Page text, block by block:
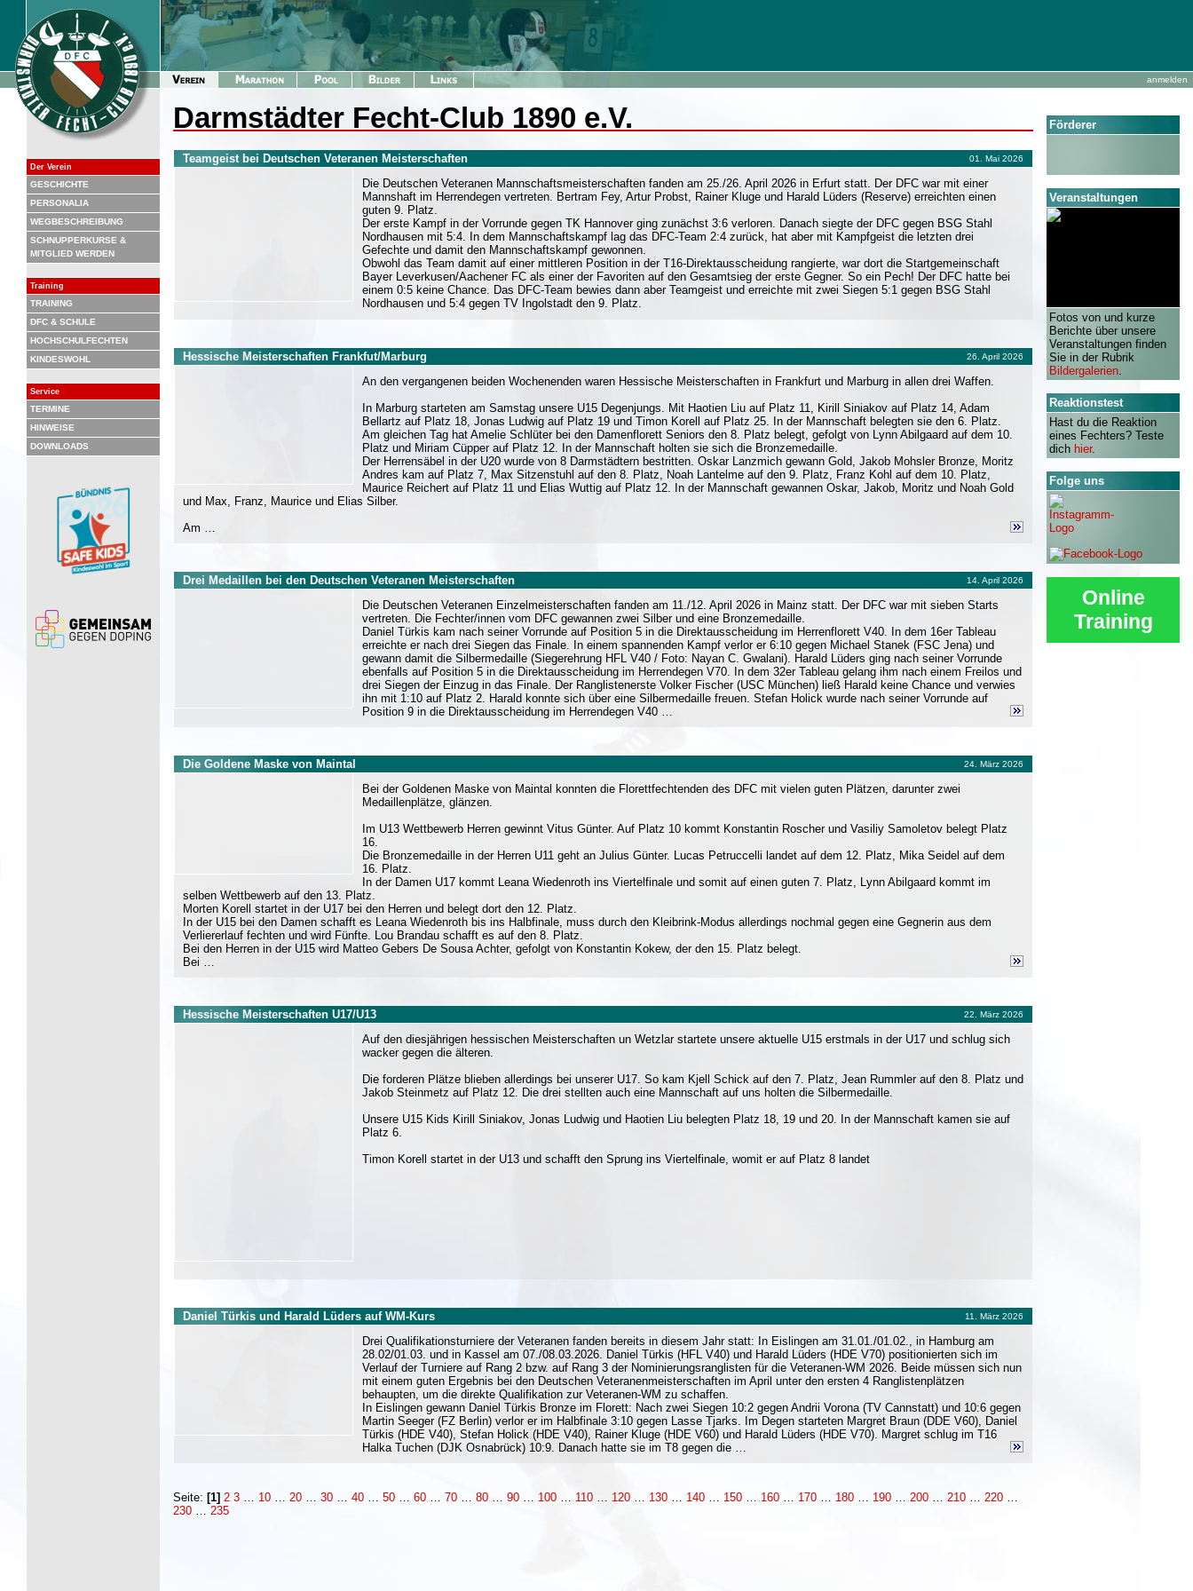
anmelden
Der Verein
GESCHICHTE
PERSONALIA
WEGBESCHREIBUNG
SCHNUPPERKURSE &
MITGLIED WERDEN
Training
TRAINING
DFC & SCHULE
HOCHSCHULFECHTEN
KINDESWOHL
Service
TERMINE
HINWEISE
DOWNLOADS
Darmstädter Fecht-Club 1890 e.V.
01. Mai 2026
Teamgeist bei Deutschen Veteranen Meisterschaften
Die Deutschen Veteranen Mannschaftsmeisterschaften fanden am 25./26. April 2026 in Erfurt statt. Der DFC war mit einer
Mannshaft im Herrendegen vertreten. Bertram Fey, Artur Probst, Rainer Kluge und Harald Lüders (Reserve) erreichten einen
guten 9. Platz.
Der erste Kampf in der Vorrunde gegen TK Hannover ging zunächst 3:6 verloren. Danach siegte der DFC gegen BSG Stahl
Nordhausen mit 5:4. In dem Mannschaftskampf lag das DFC-Team 2:4 zurück, hat aber mit Kampfgeist die letzten drei
Gefechte und damit den Mannschaftskampf gewonnen.
Obwohl das Team damit auf einer mittleren Position in der T16-Direktausscheidung rangierte, war dort die Startgemeinschaft
Bayer Leverkusen/Aachener FC als einer der Favoriten auf den Gesamtsieg der erste Gegner. So ein Pech! Der DFC hatte bei
einem 0:5 keine Chance. Das DFC-Team bewies dann aber Teamgeist und erreichte mit zwei Siegen 5:1 gegen BSG Stahl
Nordhausen und 5:4 gegen TV Ingolstadt den 9. Platz.
26. April 2026
Hessische Meisterschaften Frankfut/Marburg
An den vergangenen beiden Wochenenden waren Hessische Meisterschaften in Frankfurt und Marburg in allen drei Waffen.
In Marburg starteten am Samstag unsere U15 Degenjungs. Mit Haotien Liu auf Platz 11, Kirill Siniakov auf Platz 14, Adam
Bellartz auf Platz 18, Jonas Ludwig auf Platz 19 und Timon Korell auf Platz 25. In der Mannschaft belegten sie den 6. Platz.
Am gleichen Tag hat Amelie Schlüter bei den Damenflorett Seniors den 8. Platz belegt, gefolgt von Lynn Abilgaard auf dem 10.
Platz und Miriam Cüpper auf Platz 12. In der Mannschaft holten sie sich die Bronzemedaille.
Der Herrensäbel in der U20 wurde von 8 Darmstädtern bestritten. Oskar Lanzmich gewann Gold, Jakob Mohsler Bronze, Moritz
Andres kam auf Platz 7, Max Sitzenstuhl auf den 8. Platz, Noah Lantelme auf den 9. Platz, Franz Kohl auf dem 10. Platz,
Maurice Reichert auf Platz 11 und Elias Wuttig auf Platz 12. In der Mannschaft gewannen Oskar, Jakob, Moritz und Noah Gold
und Max, Franz, Maurice und Elias Silber.
Am …
14. April 2026
Drei Medaillen bei den Deutschen Veteranen Meisterschaften
Die Deutschen Veteranen Einzelmeisterschaften fanden am 11./12. April 2026 in Mainz statt. Der DFC war mit sieben Starts
vertreten. Die Fechter/innen vom DFC gewannen zwei Silber und eine Bronzemedaille.
Daniel Türkis kam nach seiner Vorrunde auf Position 5 in die Direktausscheidung im Herrenflorett V40. In dem 16er Tableau
erreichte er nach drei Siegen das Finale. In einem spannenden Kampf verlor er 6:10 gegen Michael Stanek (FSC Jena) und
gewann damit die Silbermedaille (Siegerehrung HFL V40 / Foto: Nayan C. Gwalani). Harald Lüders ging nach seiner Vorrunde
ebenfalls auf Position 5 in die Direktausscheidung im Herrendegen V70. In dem 32er Tableau gelang ihm nach einem Freilos und
drei Siegen der Einzug in das Finale. Der Ranglistenerste Volker Fischer (USC München) ließ Harald keine Chance und verwies
ihn mit 1:10 auf Platz 2. Harald konnte sich über eine Silbermedaille freuen. Stefan Holick wurde nach seiner Vorrunde auf
Position 9 in die Direktausscheidung im Herrendegen V40 …
24. März 2026
Die Goldene Maske von Maintal
Bei der Goldenen Maske von Maintal konnten die Florettfechtenden des DFC mit vielen guten Plätzen, darunter zwei
Medaillenplätze, glänzen.
Im U13 Wettbewerb Herren gewinnt Vitus Günter. Auf Platz 10 kommt Konstantin Roscher und Vasiliy Samoletov belegt Platz
16.
Die Bronzemedaille in der Herren U11 geht an Julius Günter. Lucas Petruccelli landet auf dem 12. Platz, Mika Seidel auf dem
16. Platz.
In der Damen U17 kommt Leana Wiedenroth ins Viertelfinale und somit auf einen guten 7. Platz, Lynn Abilgaard kommt im
selben Wettbewerb auf den 13. Platz.
Morten Korell startet in der U17 bei den Herren und belegt dort den 12. Platz.
In der U15 bei den Damen schafft es Leana Wiedenroth bis ins Halbfinale, muss durch den Kleibrink-Modus allerdings nochmal gegen eine Gegnerin aus dem
Verliererlauf fechten und wird Fünfte. Lou Brandau schafft es auf den 8. Platz.
Bei den Herren in der U15 wird Matteo Gebers De Sousa Achter, gefolgt von Konstantin Kokew, der den 15. Platz belegt.
Bei …
22. März 2026
Hessische Meisterschaften U17/U13
Auf den diesjährigen hessischen Meisterschaften un Wetzlar startete unsere aktuelle U15 erstmals in der U17 und schlug sich
wacker gegen die älteren.
Die forderen Plätze blieben allerdings bei unserer U17. So kam Kjell Schick auf den 7. Platz, Jean Rummler auf den 8. Platz und
Jakob Steinmetz auf Platz 12. Die drei stellten auch eine Mannschaft auf uns holten die Silbermedaille.
Unsere U15 Kids Kirill Siniakov, Jonas Ludwig und Haotien Liu belegten Platz 18, 19 und 20. In der Mannschaft kamen sie auf
Platz 6.
Timon Korell startet in der U13 und schafft den Sprung ins Viertelfinale, womit er auf Platz 8 landet
11. März 2026
Daniel Türkis und Harald Lüders auf WM-Kurs
Drei Qualifikationsturniere der Veteranen fanden bereits in diesem Jahr statt: In Eislingen am 31.01./01.02., in Hamburg am
28.02/01.03. und in Kassel am 07./08.03.2026. Daniel Türkis (HFL V40) und Harald Lüders (HDE V70) positionierten sich im
Verlauf der Turniere auf Rang 2 bzw. auf Rang 3 der Nominierungsranglisten für die Veteranen-WM 2026. Beide müssen sich nun
mit einem guten Ergebnis bei den Deutschen Veteranenmeisterschaften im April unter den ersten 4 Ranglistenplätzen
behaupten, um die direkte Qualifikation zur Veteranen-WM zu schaffen.
In Eislingen gewann Daniel Türkis Bronze im Florett: Nach zwei Siegen 10:2 gegen Andrii Vorona (TV Cannstatt) und 10:6 gegen
Martin Seeger (FZ Berlin) verlor er im Halbfinale 3:10 gegen Lasse Tjarks. Im Degen starteten Margret Braun (DDE V60), Daniel
Türkis (HDE V40), Stefan Holick (HDE V40), Rainer Kluge (HDE V60) und Harald Lüders (HDE V70). Margret schlug im T16
Halka Tuchen (DJK Osnabrück) 10:9. Danach hatte sie im T8 gegen die …
Seite: [1] 2 3 … 10 … 20 … 30 … 40 … 50 … 60 … 70 … 80 … 90 … 100 … 110 … 120 … 130 … 140 … 150 … 160 … 170 … 180 … 190 … 200 … 210 … 220 …
230 … 235
Förderer
Veranstaltungen
Fotos von und kurze
Berichte über unsere
Veranstaltungen finden
Sie in der Rubrik
Bildergalerien.
Reaktionstest
Hast du die Reaktion
eines Fechters? Teste
dich hier.
Folge uns
Online
Training